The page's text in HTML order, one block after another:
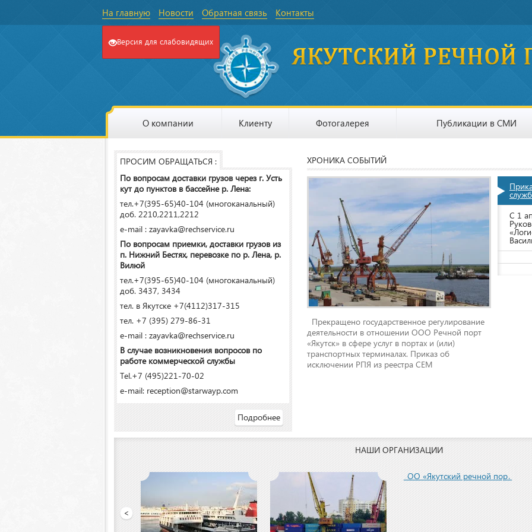
На главную Новости Обратная связь Контакты
Версия для слабовидящих
О компании Клиенту Фотогалерея Публикации в СМИ
ПРОСИМ ОБРАЩАТЬСЯ :
По вопросам доставки грузов через г. Усть
кут до пунктов в бассейне р. Лена:
тел.+7(395-65)40-104 (многоканальный)
доб. 2210,2211,2212
e-mail : zayavka@rechservice.ru
По вопросам приемки, доставки грузов из
п. Нижний Бестях, перевозке по р. Лена, р.
Вилюй
тел.+7(395-65)40-104 (многоканальный)
доб. 3437, 3434
тел. в Якутске +7(4112)317-315
тел. +7 (395) 279-86-31
e-mail : zayavka@rechservice.ru
В случае возникновения вопросов по
работе коммерческой службы
Tel.+7 (495)221-70-02
e-mail: reception@starwayp.com
Подробнее
ХРОНИКА СОБЫТИЙ
Прекращено государственное регулирование
деятельности в отношении ООО Речной порт
«Якутск» в сфере услуг в портах и (или)
транспортных терминалах. Приказ об
исключении РПЯ из реестра СЕМ
С 1
НАШИ ОРГАНИЗАЦИИ
<
ООО «Якутский речной порт»